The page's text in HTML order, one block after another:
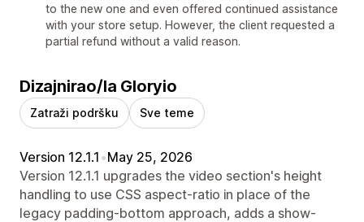
to the new one and even offered continued assistance
with your store setup. However, the client requested a
partial refund without a valid reason.
Dizajnirao/la Gloryio
Zatraži podršku Sve teme
Version 12.1.1 •May 25, 2026
Version 12.1.1 upgrades the video section's height
handling to use CSS aspect-ratio in place of the
legacy padding-bottom approach, adds a show-